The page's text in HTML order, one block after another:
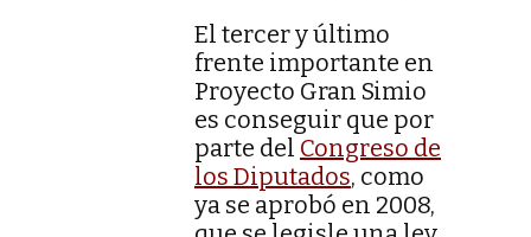
El tercer y último
frente importante en
Proyecto Gran Simio
es conseguir que por
parte del Congreso de
los Diputados, como
ya se aprobó en 2008,